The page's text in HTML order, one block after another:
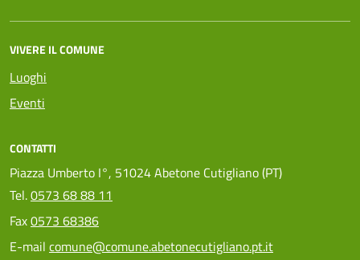
VIVERE IL COMUNE
Luoghi
Eventi
CONTATTI
Piazza Umberto I°, 51024 Abetone Cutigliano (PT)
Tel.0573 68 88 11
Fax0573 68386
E-mail comune@comune.abetonecutigliano.pt.it